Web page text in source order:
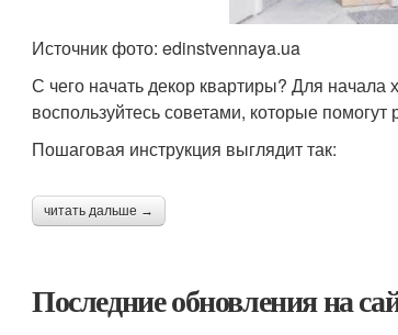
Источник фото: edinstvennaya.ua
С чего начать декор квартиры? Для
воспользуйтесь советами, которые помогут
Пошаговая инструкция выглядит так:
читать дальше →
Последние обновления на